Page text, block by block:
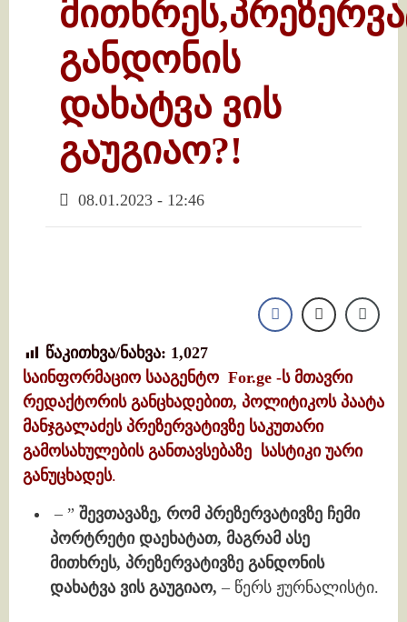
განდონის
დახატვა ვის
გაუგიაო?!
08.01.2023 - 12:46
წაკითხვა/ნახვა: 1,027
საინფორმაციო სააგენტო For.ge -ს მთავრი
რედაქტორის განცხადებით, პოლიტიკოს პაატა
მანჯგალაძეს პრეზერვატივზე საკუთარი
გამოსახულების განთავსებაზე სასტიკი უარი
განუცხადეს.
– ” შევთავაზე, რომ პრეზერვატივზე ჩემი
პორტრეტი დაეხატათ, მაგრამ ასე
მითხრეს, პრეზერვატივზე განდონის
დახატვა ვის გაუგიაო, – წერს ჟურნალისტი.